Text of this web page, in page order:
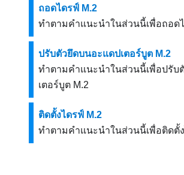
ถอดไดรฟ์ M.2
ทำตามคำแนะนำในส่วนนี้เพื่อถอด
ปรับตัวยึดบนอะแดปเตอร์บูต M.2
ทำตามคำแนะนำในส่วนนี้เพื่อปรับ
เตอร์บูต M.2
ติดตั้งไดรฟ์ M.2
ทำตามคำแนะนำในส่วนนี้เพื่อติดตั้